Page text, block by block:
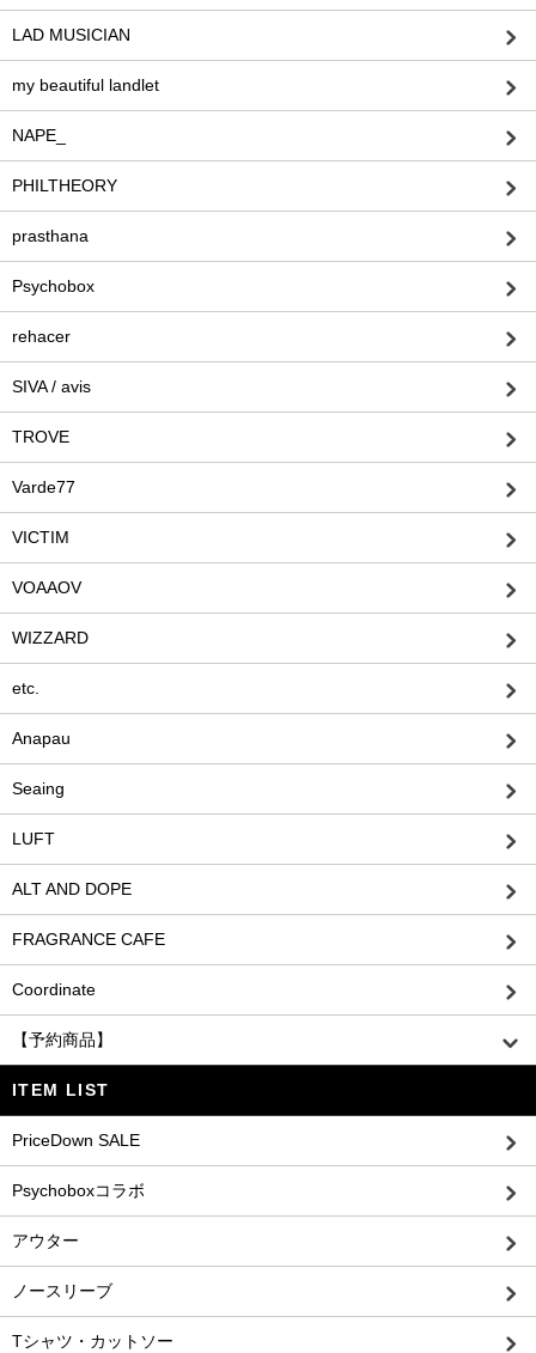
LAD MUSICIAN
my beautiful landlet
NAPE_
PHILTHEORY
prasthana
Psychobox
rehacer
SIVA / avis
TROVE
Varde77
VICTIM
VOAAOV
WIZZARD
etc.
Anapau
Seaing
LUFT
ALT AND DOPE
FRAGRANCE CAFE
Coordinate
【予約商品】
ITEM LIST
PriceDown SALE
Psychoboxコラボ
アウター
ノースリーブ
Tシャツ・カットソー